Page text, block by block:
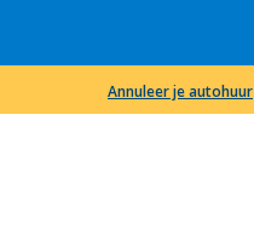
Annuleer je autohuur